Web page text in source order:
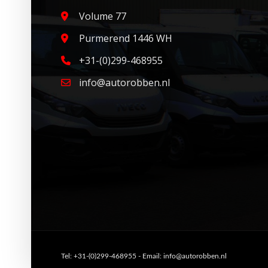
Volume 77
Purmerend 1446 WH
+31-(0)299-468955
info@autorobben.nl
Tel: +31-(0)299-468955 - Email: info@autorobben.nl